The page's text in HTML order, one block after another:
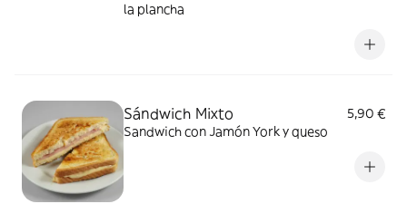
la plancha
Sándwich Mixto
5,90 €
Sandwich con Jamón York y queso